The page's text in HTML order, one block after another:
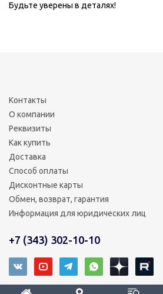
Будьте уверены в деталях!
Контакты
О компании
Реквизиты
Как купить
Доставка
Способ оплаты
Дисконтные карты
Обмен, возврат, гарантия
Информация для юридических лиц
+7 (343) 302-10-10